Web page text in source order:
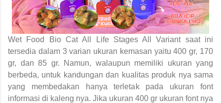
Wet Food Bio Cat All Life Stages All Variant saat ini
tersedia dalam 3 varian ukuran kemasan yaitu 400 gr, 170
gr, dan 85 gr. Namun, walaupun memiliki ukuran yang
berbeda, untuk kandungan dan kualitas produk nya sama
yang membedakan hanya terletak pada ukuran font
informasi di kaleng nya. Jika ukuran 400 gr ukuran font nya